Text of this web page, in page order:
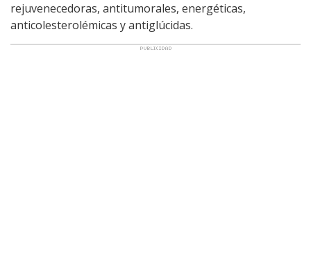
rejuvenecedoras, antitumorales, energéticas,
anticolesterolémicas y antiglúcidas.